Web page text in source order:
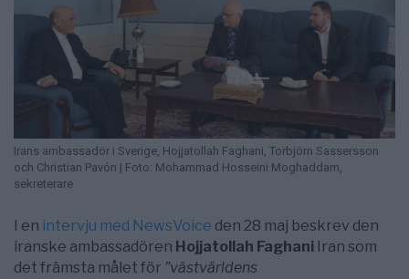
Irans ambassadör i Sverige, Hojjatollah Faghani, Torbjörn Sassersson
och Christian Pavón | Foto: Mohammad Hosseini Moghaddam,
sekreterare
I en intervju med NewsVoice den 28 maj beskrev den
iranske ambassadören Hojjatollah Faghani Iran som
det främsta målet för ”västvärldens